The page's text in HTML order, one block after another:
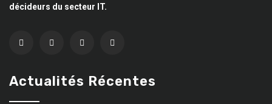
décideurs du secteur IT.
Actualités Récentes